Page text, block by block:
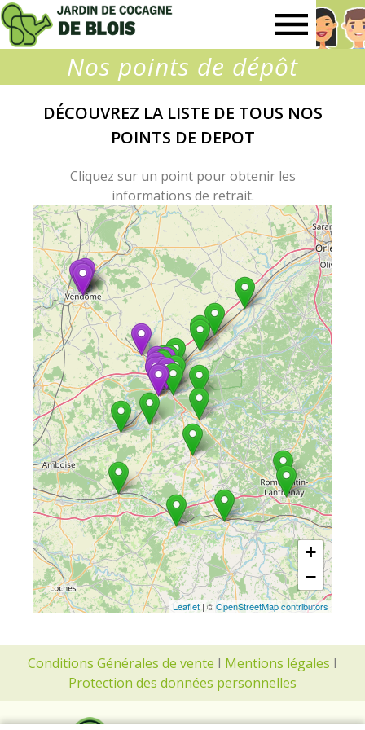
de
Cocagne
de
Blois
Nos points de dépôt
DÉCOUVREZ LA LISTE DE TOUS NOS
POINTS DE DEPOT
Cliquez sur un point pour obtenir les
informations de retrait.
+
−
Leaflet | ©OpenStreetMap contributors
Conditions Générales de vente I Mentions légales I
Protection des données personnelles